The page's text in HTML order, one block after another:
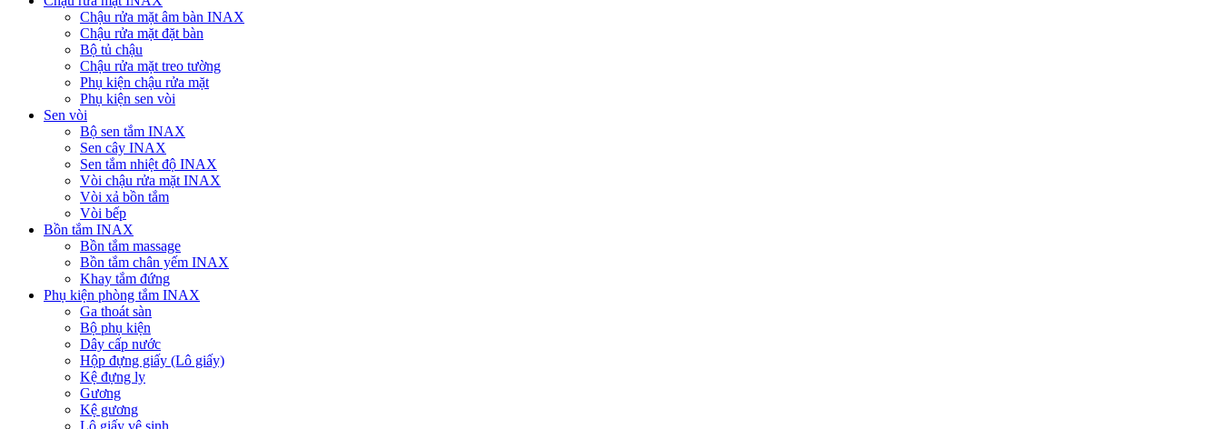
Chậu rửa mặt âm bàn INAX
Chậu rửa mặt đặt bàn
Bộ tủ chậu
Chậu rửa mặt treo tường
Phụ kiện chậu rửa mặt
Phụ kiện sen vòi
Sen vòi
Bộ sen tắm INAX
Sen cây INAX
Sen tắm nhiệt độ INAX
Vòi chậu rửa mặt INAX
Vòi xả bồn tắm
Vòi bếp
Bồn tắm INAX
Bồn tắm massage
Bồn tắm chân yếm INAX
Khay tắm đứng
Phụ kiện phòng tắm INAX
Ga thoát sàn
Bộ phụ kiện
Dây cấp nước
Hộp đựng giấy (Lô giấy)
Kệ đựng ly
Gương
Kệ gương